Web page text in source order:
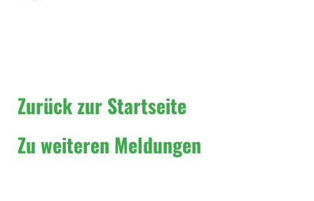
Zurück zur Startseite
Zu weiteren Meldungen